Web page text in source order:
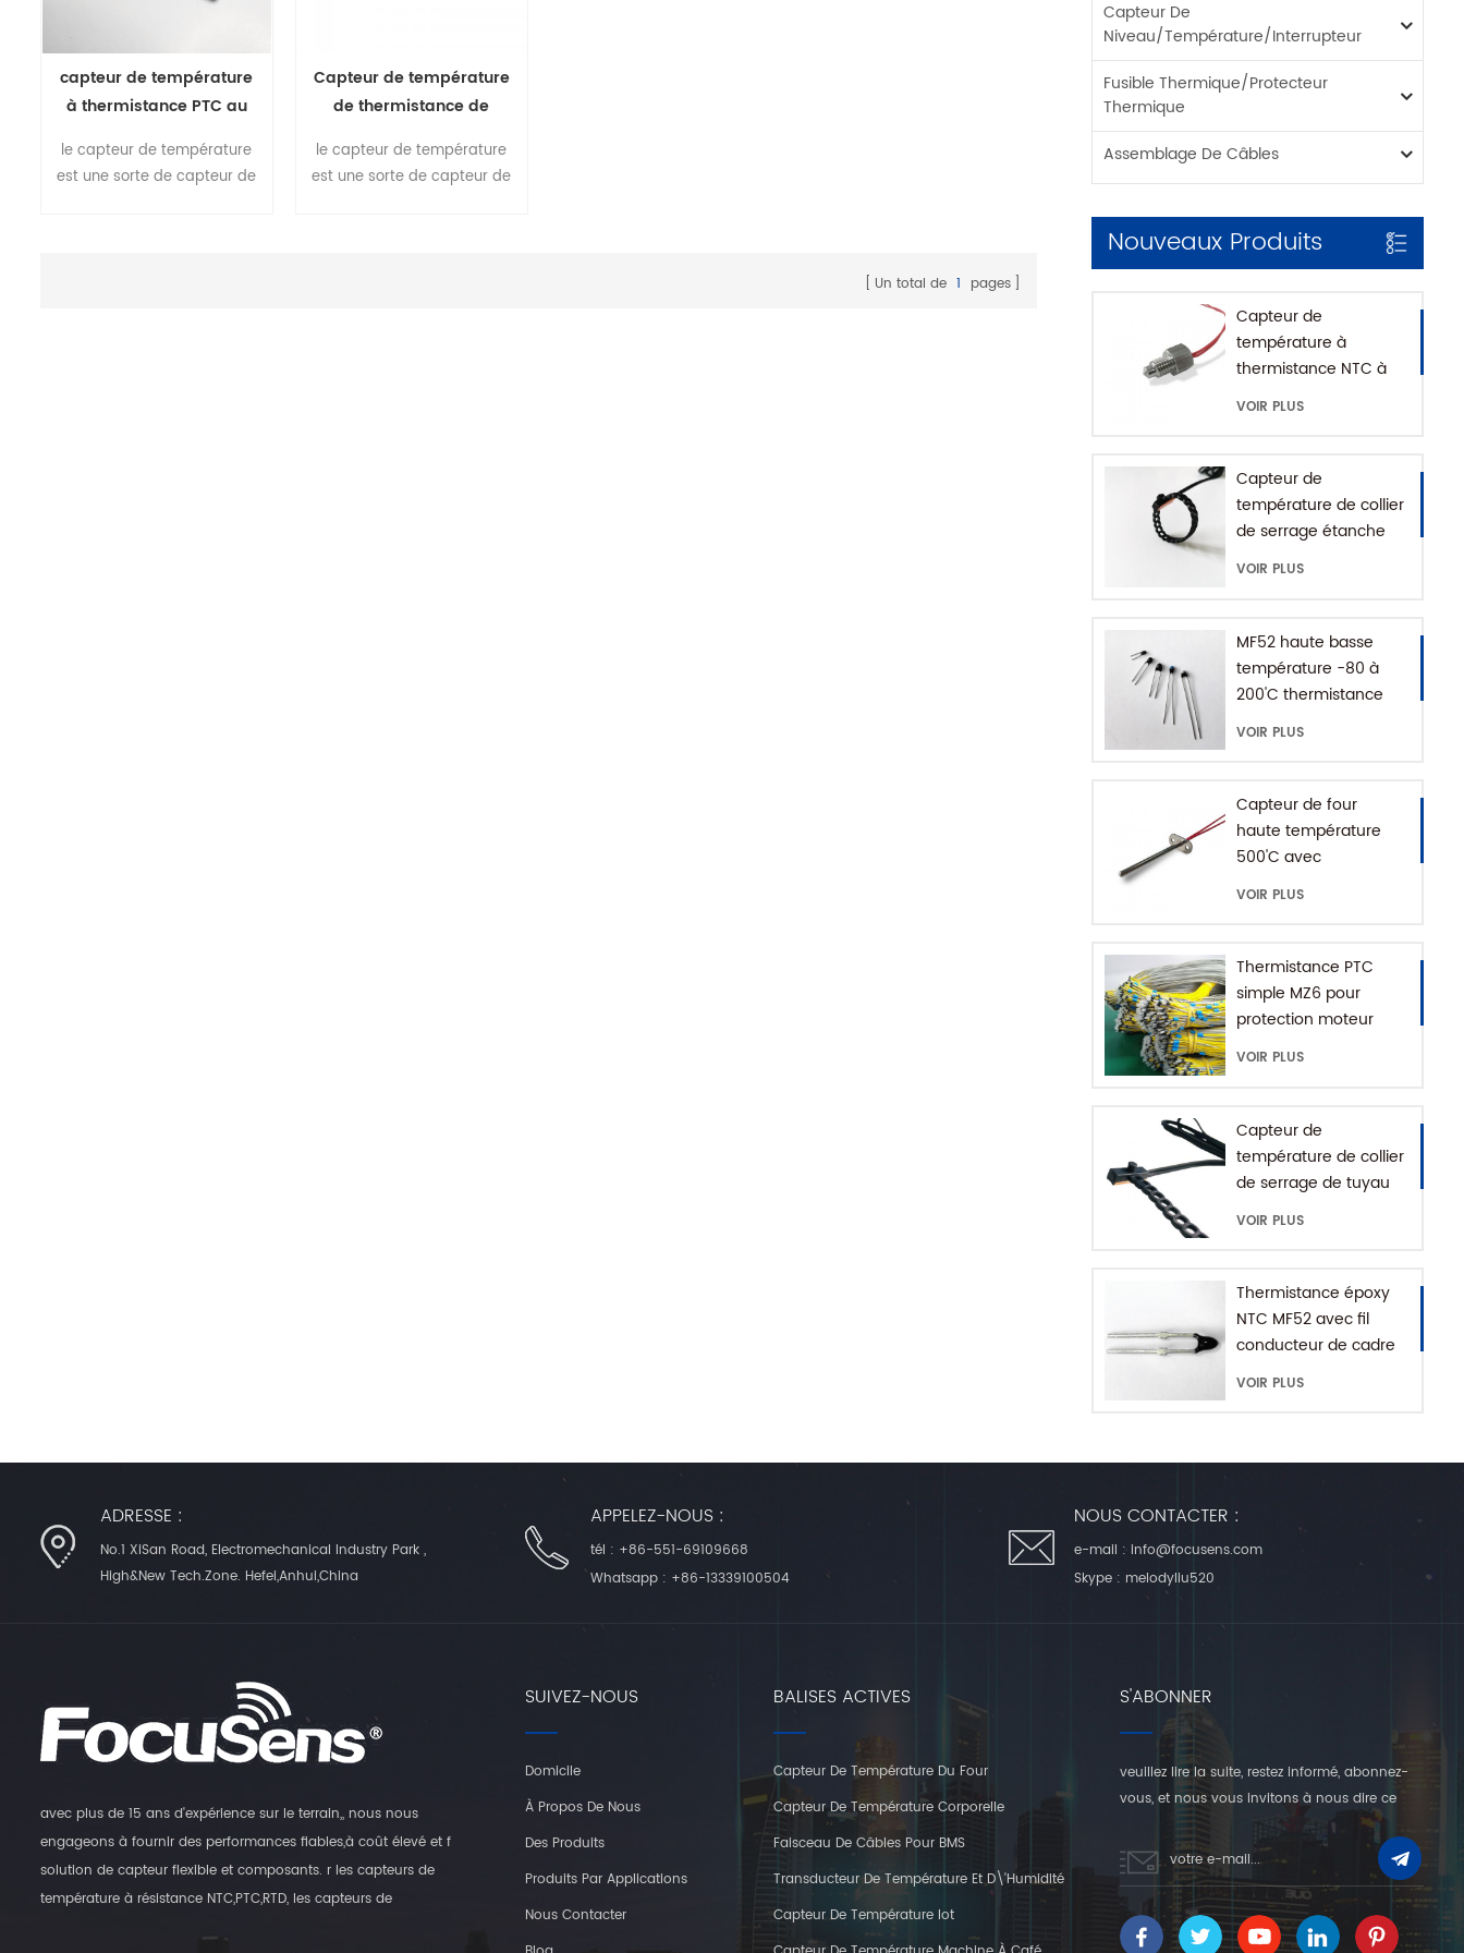
Capteur De
Niveau/température/interrupteur
Fusible Thermique/protecteur
Thermique
Assemblage De Câbles
Nouveaux Produits
Capteur de
température à
thermistance NTC à
montage fileté pour
VOIR PLUS
Capteur de
température de collier
de serrage étanche
IP68
VOIR PLUS
MF52 haute basse
température -80 à
200'C thermistance
époxy NTC
VOIR PLUS
Capteur de four
haute température
500'C avec
connecteur de terre
VOIR PLUS
Thermistance PTC
simple MZ6 pour
protection moteur
avec plage +60-180'C
VOIR PLUS
Capteur de
température de collier
de serrage de tuyau
d'eau série MFE-1
VOIR PLUS
Thermistance époxy
NTC MF52 avec fil
conducteur de cadre
VOIR PLUS
capteur de température
à thermistance PTC au
le capteur de température
est une sorte de capteur de
Capteur de température
de thermistance de
FTY de protection de
moteur de voiture EV
le capteur de température
est une sorte de capteur de
Un total de 1 pages
ADRESSE :
No.1 XiSan Road, Electromechanical Industry Park ,
High&New Tech.Zone. Hefei,Anhui,China
APPELEZ-NOUS :
tél : +86-551-69109668
Whatsapp : +86-13339100504
NOUS CONTACTER :
e-mail : info@focusens.com
Skype : melodyliu520
avec plus de 15 ans d'expérience sur le terrain,, nous nous
engageons à fournir des performances fiables,à coût élevé et f
solution de capteur flexible et composants. r les capteurs de
température à résistance NTC,PTC,RTD, les capteurs de
SUIVEZ-NOUS
Domicile
À Propos De Nous
Des Produits
Produits Par Applications
Nous Contacter
BALISES ACTIVES
Capteur De Température Du Four
Capteur De Température Corporelle
Faisceau De Câbles Pour BMS
Transducteur De Température Et D\'humidité
Capteur De Température Iot
S'ABONNER
veuillez lire la suite, restez informé, abonnez-
vous, et nous vous invitons à nous dire ce
que vous en pensez.